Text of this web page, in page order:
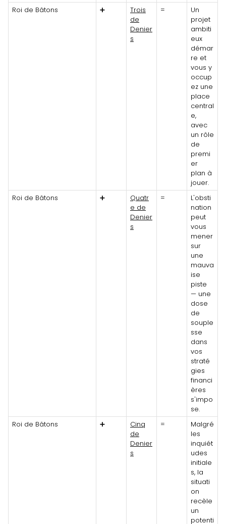
Roi de Bâtons
➕
Trois
de
Denier
s
=
Un
projet
ambiti
eux
démar
re et
vous y
occup
ez une
place
central
e,
avec
un rôle
de
premi
er
plan à
jouer.
Roi de Bâtons
➕
Quatr
e de
Denier
s
=
L'obsti
nation
peut
vous
mener
sur
une
mauva
ise
piste
— une
dose
de
souple
sse
dans
vos
straté
gies
financi
ères
s'impo
se.
Roi de Bâtons
➕
Cinq
de
Denier
s
=
Malgré
les
inquiét
udes
initiale
s, la
situati
on
recèle
un
potenti